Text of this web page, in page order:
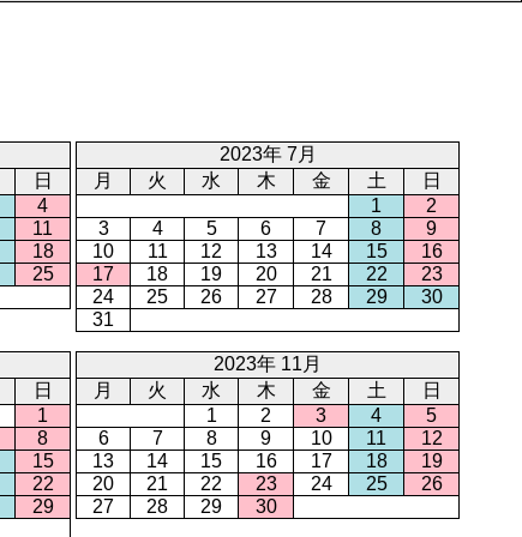
日
4
11
18
25
2023年 7月
月
火 水 木 金 土
日
1
2
3
4 5 6 7 8
9
10
11 12 13 14 15
16
17
18 19 20 21 22
23
24
25 26 27 28 29
30
31
日
1
8
15
22
29
2023年 11月
月
火 水 木 金 土
日
1
2 3 4
5
6
7 8 9 10 11
12
13
14 15 16 17 18
19
20
21 22 23 24 25
26
27
28 29 30